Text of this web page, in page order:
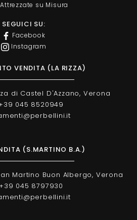
su Misura
SEGUICI SU:
Facebook
Instagram
VENDITA (LA RIZZA)
di Castel D'Azzano, Verona
045 8520949
(S.MARTINO B.A.)
Martino Buon Albergo, Verona
045 8797930